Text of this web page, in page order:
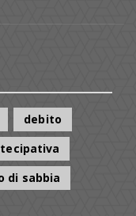
debito
di sabbia